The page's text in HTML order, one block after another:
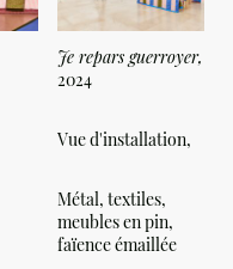
Je repars guerroyer,
2024
Vue d'installation,
Métal, textiles,
meubles en pin,
faïence émaillée